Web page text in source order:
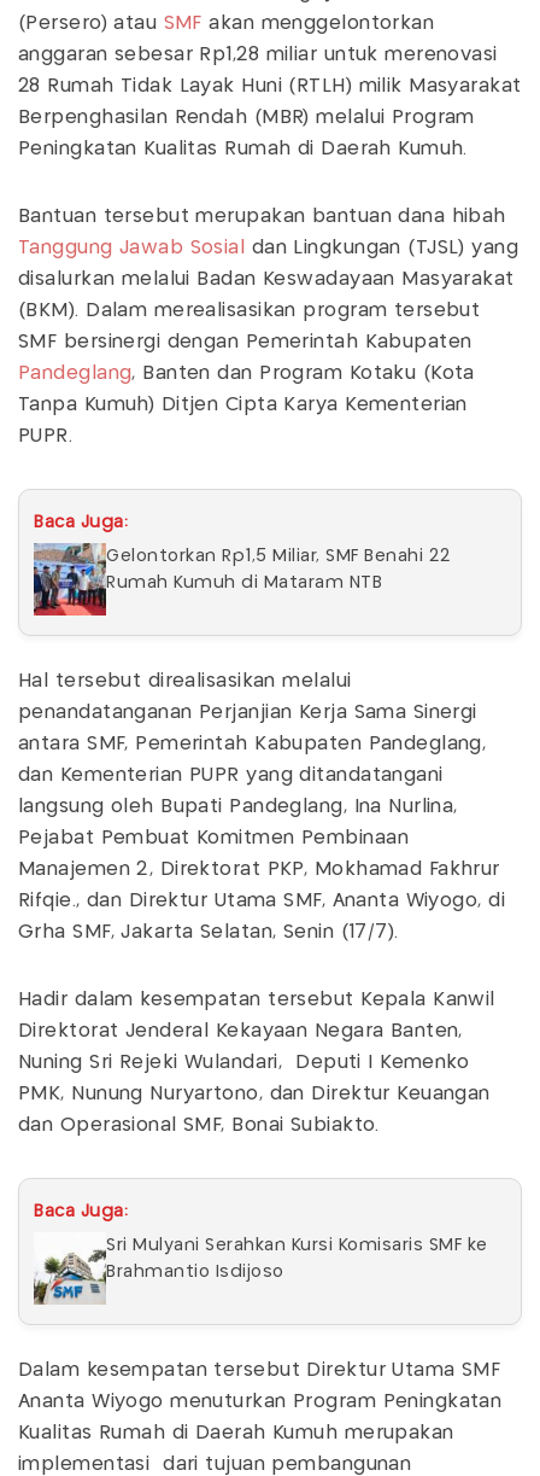
(Persero) atau SMF akan menggelontorkan
anggaran sebesar Rp1,28 miliar untuk merenovasi
28 Rumah Tidak Layak Huni (RTLH) milik Masyarakat
Berpenghasilan Rendah (MBR) melalui Program
Peningkatan Kualitas Rumah di Daerah Kumuh.
Bantuan tersebut merupakan bantuan dana hibah
Tanggung Jawab Sosial
dan Lingkungan (TJSL) yang
disalurkan melalui Badan Keswadayaan Masyarakat
(BKM). Dalam merealisasikan program tersebut
SMF bersinergi dengan Pemerintah Kabupaten
Pandeglang, Banten dan Program Kotaku (Kota
Tanpa Kumuh) Ditjen Cipta Karya Kementerian
PUPR.
Baca Juga:
Gelontorkan Rp1,5 Miliar, SMF Benahi 22
Rumah Kumuh di Mataram NTB
Hal tersebut direalisasikan melalui
penandatanganan Perjanjian Kerja Sama Sinergi
antara SMF, Pemerintah Kabupaten Pandeglang,
dan Kementerian PUPR yang ditandatangani
langsung oleh Bupati Pandeglang, Ina Nurlina,
Pejabat Pembuat Komitmen Pembinaan
Manajemen 2, Direktorat PKP, Mokhamad Fakhrur
Rifqie., dan Direktur Utama SMF, Ananta Wiyogo, di
Grha SMF, Jakarta Selatan, Senin (17/7).
Hadir dalam kesempatan tersebut Kepala Kanwil
Direktorat Jenderal Kekayaan Negara Banten,
Nuning Sri Rejeki Wulandari, Deputi I Kemenko
PMK, Nunung Nuryartono, dan Direktur Keuangan
dan Operasional SMF, Bonai Subiakto.
Baca Juga:
Sri Mulyani Serahkan Kursi Komisaris SMF ke
Brahmantio Isdijoso
Dalam kesempatan tersebut Direktur Utama SMF
Ananta Wiyogo menuturkan Program Peningkatan
Kualitas Rumah di Daerah Kumuh merupakan
implementasi dari tujuan pembangunan